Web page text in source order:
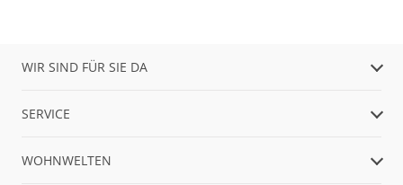
WIR SIND FÜR SIE DA
SERVICE
WOHNWELTEN